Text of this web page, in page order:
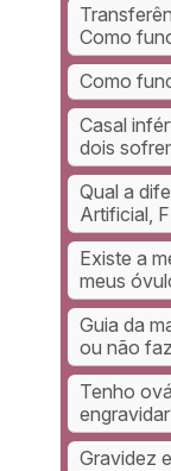
Como
Como
Casal
dois
Qual a
Artificial,
Existe a
meus
Guia da
ou não
Tenho
Gravidez